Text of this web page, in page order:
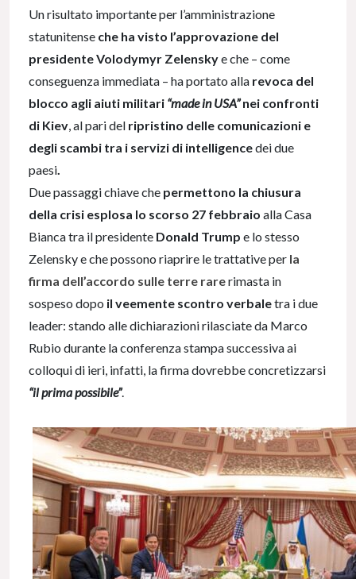
Un risultato importante per l’amministrazione
statunitense che ha visto l’approvazione del
presidente Volodymyr Zelenskye che – come
conseguenza immediata – ha portato alla revoca del
blocco agli aiuti militari “made in USA”nei confronti
di Kiev, al pari del ripristino delle comunicazioni e
degli scambi tra i servizi di intelligencedei due
paesi.
Due passaggi chiave che permettono la chiusura
della crisi esplosa lo scorso 27 febbraio alla Casa
Bianca tra il presidente Donald Trump e lo stesso
Zelensky e che possono riaprire le trattative per la
firma dell’accordo sulle terre rarerimasta in
sospeso dopo il veemente scontro verbaletra i due
leader: stando alle dichiarazioni rilasciate da Marco
Rubio durante la conferenza stampa successiva ai
colloqui di ieri, infatti, la firma dovrebbe concretizzarsi
“il prima possibile”.